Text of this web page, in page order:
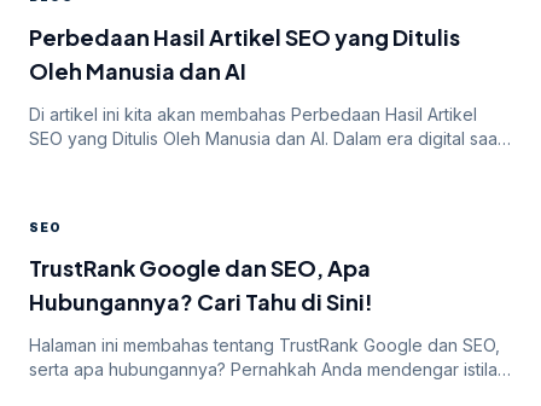
Perbedaan Hasil Artikel SEO yang Ditulis
Oleh Manusia dan AI
Di artikel ini kita akan membahas Perbedaan Hasil Artikel
SEO yang Ditulis Oleh Manusia dan AI. Dalam era digital saat
pencari seperti Google. Artikel SEO berkualitas dan relevan
menjadi salah satu kunci […]
SEO
TrustRank Google dan SEO, Apa
Hubungannya? Cari Tahu di Sini!
Halaman ini membahas tentang TrustRank Google dan SEO,
serta apa hubungannya? Pernahkah Anda mendengar istilah